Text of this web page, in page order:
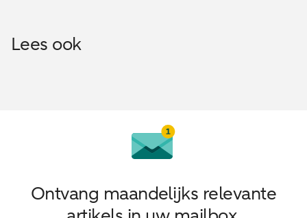
Lees ook
Ontvang maandelijks relevante